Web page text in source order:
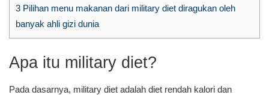
3 Pilihan menu makanan dari military diet diragukan oleh
banyak ahli gizi dunia
Apa itu military diet?
Pada dasarnya, military diet adalah diet rendah kalori dan